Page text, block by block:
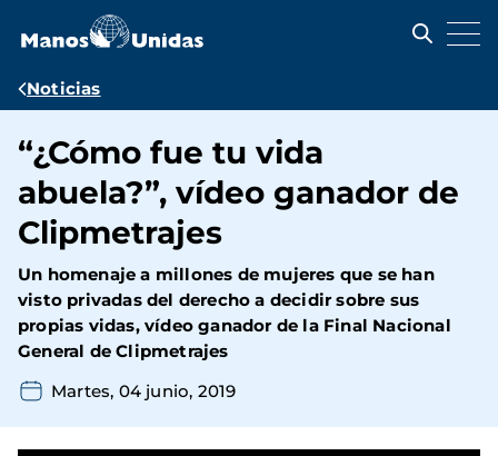
contenido
Ruta
navegación
Noticias
“¿Cómo fue tu vida
abuela?”, vídeo ganador de
Clipmetrajes
Un homenaje a millones de mujeres que se han
visto privadas del derecho a decidir sobre sus
propias vidas, vídeo ganador de la Final Nacional
General de Clipmetrajes
Martes, 04 junio, 2019